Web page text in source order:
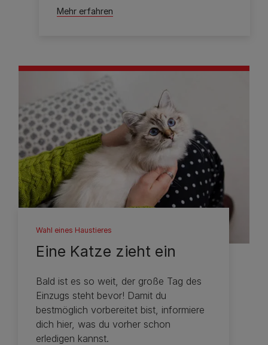
Mehr erfahren
Wahl eines Haustieres
Eine Katze zieht ein
Bald ist es so weit, der große Tag des
Einzugs steht bevor! Damit du
bestmöglich vorbereitet bist, informiere
dich hier, was du vorher schon
erledigen kannst.